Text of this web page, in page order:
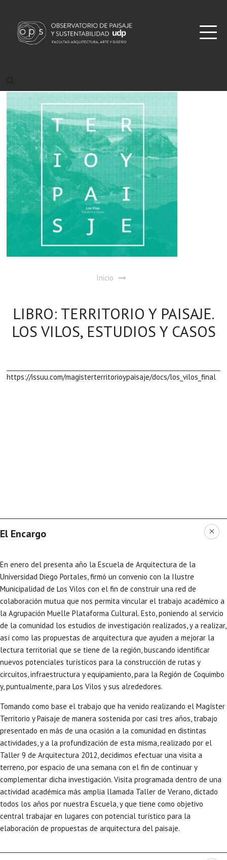
Inicio
LIBRO: TERRITORIO Y PAISAJE.
LOS VILOS, ESTUDIOS Y CASOS
https://issuu.com/magisterterritorioypaisaje/docs/los_vilos_final
El Encargo
En enero del presenta año la Escuela de Arquitectura de la
Universidad Diego Portales, firmó un convenio con la Ilustre
Municipalidad de Los Vilos con el fin de construir una red de
colaboración mutua que nos permita vincular el trabajo académico a
la Agrupación Muelle Plataforma Cultural. Esto, poniendo al servicio
de la comunidad los estudios de investigación realizados, y a realizar,
así como las propuestas de arquitectura que ayuden a mejorar la
lectura territorial que se tiene de la región, buscando identificar
nuevos potenciales turísticos para la construcción de rutas y
circuitos, infraestructura y equipamiento, para la Región de Coquimbo
y, puntualmente, para Los Vilos y sus alrededores.
Tomando como base el trabajo que ha venido realizando el Magíster
Territorio y Paisaje de manera sostenida por casi tres años, trabajo
presentado en más de una ocasión a la comunidad en distintas
actividades, y a la profundización de esta misma, realizado por el
Taller 9 de Arquitectura 2012, decidimos efectuar una visita a
terreno, por espacio de una semana con el fin de continuar y
complementar dicha investigación. Visita programada dentro de una
actividad académica más amplia llamada Taller de Verano, dictado
todos los años por nuestra Escuela, y que tiene como objetivo
central trabajar en lugares con potencial turístico para la
elaboración de propuestas de arquitectura del paisaje.